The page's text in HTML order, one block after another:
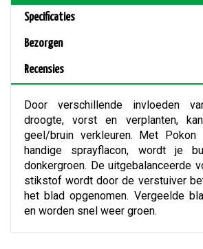
Specificaties
Bezorgen
Recensies
Door verschillende invloeden
droogte, vorst en verplanten,
geel/bruin verkleuren. Met Pokon
handige sprayflacon, wordt je
donkergroen. De uitgebalanceerde
stikstof wordt door de verstuiver
het blad opgenomen. Vergeelde
en worden snel weer groen.